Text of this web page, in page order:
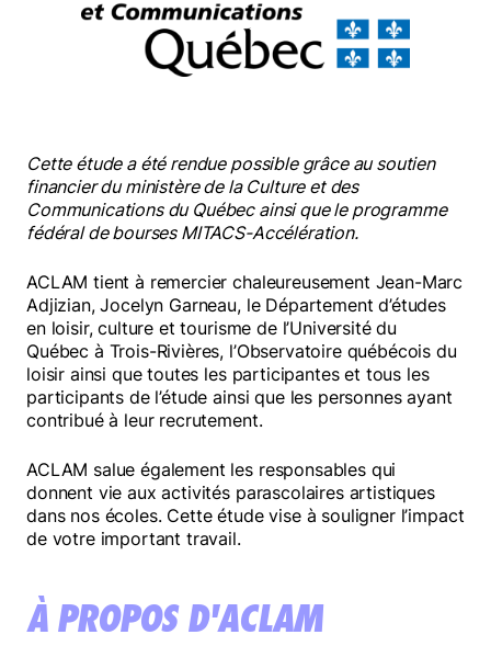
Dérèglement de l’équilibre personnel.
Nuire au parcours scolaire postsecondaire.
est très important pour contrer ses possibles
effets négatifs.
LIMITES DE L’ÉTUDE
L’étude ne permet pas d’établir la causalité
entre la PPA et les caractéristiques jugées
souhaitables chez les jeunes.
Quelques limites dues aux méthodes de
recrutement des participants et aux méthodes
de collecte de données.
Cette étude a été rendue possible grâce au soutien
financier du ministère de la Culture et des
Communications du Québec ainsi que le programme
fédéral de bourses MITACS-Accélération.
ACLAM tient à remercier chaleureusement Jean-Marc
Adjizian, Jocelyn Garneau, le Département d’études
en loisir, culture et tourisme de l’Université du
Québec à Trois-Rivières, l’Observatoire québécois du
loisir ainsi que toutes les participantes et tous les
participants de l’étude ainsi que les personnes ayant
contribué à leur recrutement.
ACLAM salue également les responsables qui
donnent vie aux activités parascolaires artistiques
dans nos écoles. Cette étude vise à souligner l’impact
de votre important travail.
À PROPOS D'ACLAM